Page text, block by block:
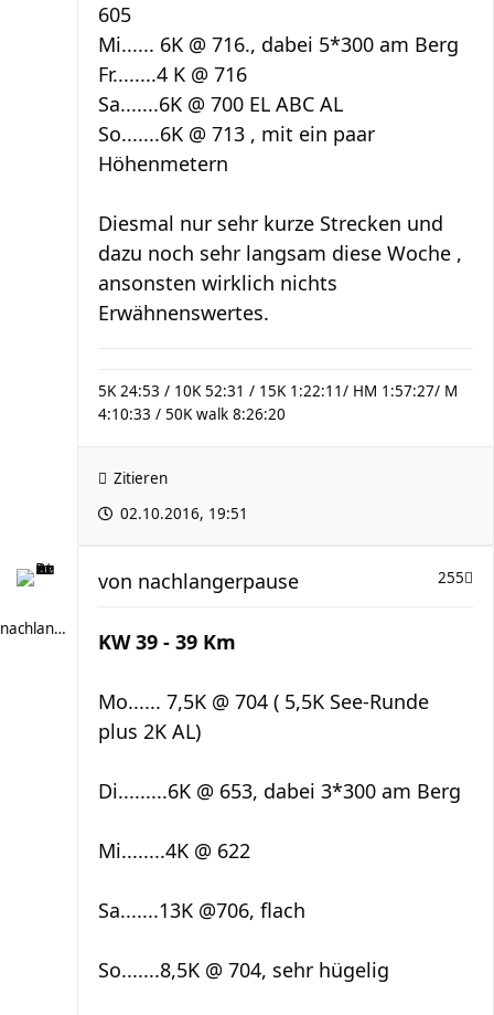
605
Mi...... 6K @ 716., dabei 5*300 am Berg
Fr........4 K @ 716
Sa.......6K @ 700 EL ABC AL
So.......6K @ 713 , mit ein paar
Höhenmetern
Diesmal nur sehr kurze Strecken und
dazu noch sehr langsam diese Woche ,
ansonsten wirklich nichts
Erwähnenswertes.
5K 24:53 / 10K 52:31 / 15K 1:22:11/ HM 1:57:27/ M
4:10:33 / 50K walk 8:26:20
Zitieren
02.10.2016, 19:51
nachlangerpause
255
von nachlangerpause
KW 39 - 39 Km
Mo...... 7,5K @ 704 ( 5,5K See-Runde
plus 2K AL)
Di.........6K @ 653, dabei 3*300 am Berg
Mi........4K @ 622
Sa.......13K @706, flach
So.......8,5K @ 704, sehr hügelig